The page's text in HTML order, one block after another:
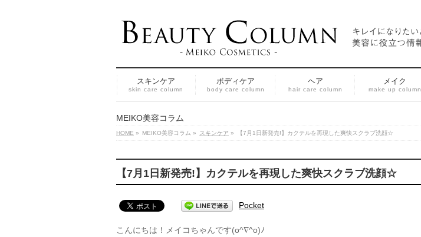
スキンケア
skin care column
ボディケア
body care column
ヘア
hair care column
メイク
make up column
MEIKO美容コラム
HOME » MEIKO美容コラム » スキンケア » 【7月1日新発売!】カクテルを再現した爽快スクラブ洗顔☆
【7月1日新発売!】カクテルを再現した爽快スクラブ洗顔☆
Pocket
こんにちは！メイコちゃんです(o^∇^o)ﾉ